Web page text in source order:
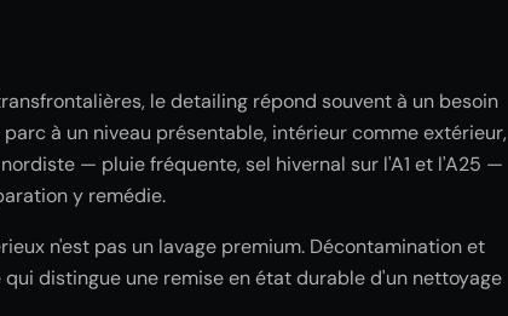
le detailing répond souvent à un besoin
à un niveau présentable, intérieur comme extérieur,
— pluie fréquente, sel hivernal sur l'A1 et l'A25 —
y remédie.
n'est pas un lavage premium. Décontamination et
distingue une remise en état durable d'un nettoyage